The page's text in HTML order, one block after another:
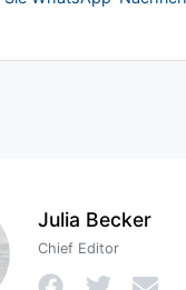
Julia Becker
Chief Editor